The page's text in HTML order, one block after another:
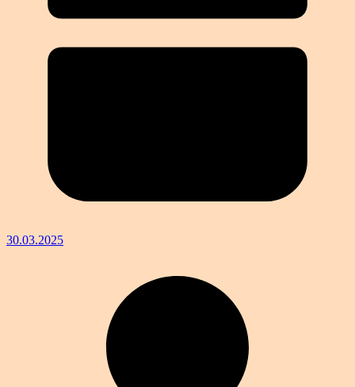
30.03.2025